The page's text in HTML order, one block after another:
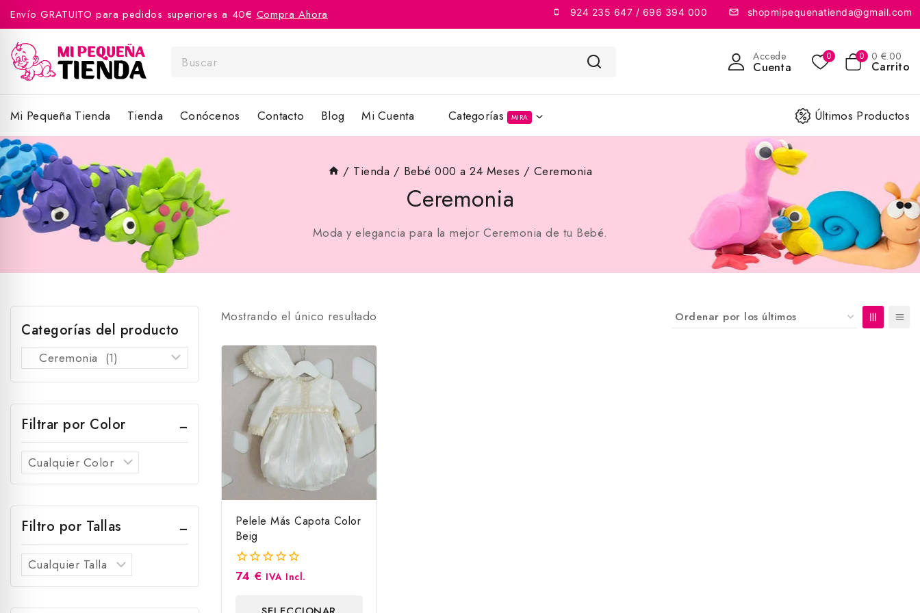
Envío GRATUITO para pedidos superiores a 40€ Compra Ahora 924 235 647 / 696 394 000 shopmipequenatienda@gmail.com
Accede
Cuenta
0 0 0 €.00
Carrito
Mi Pequeña Tienda Tienda Conócenos Contacto Blog Mi Cuenta Categorías MIRA Últimos Productos
/ Tienda / Bebé 000 a 24 Meses / Ceremonia
Ceremonia
Moda y elegancia para la mejor Ceremonia de tu Bebé.
Mostrando el único resultado
Pelele Más Capota Color
Beig
0
74 € IVA Incl.
Categorías del producto
Filtrar por Color
Filtro por Tallas